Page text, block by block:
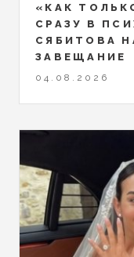
«КАК
СРАЗУ В
СЯБИТОВА
ЗАВЕЩАНИЕ
04.08.2026